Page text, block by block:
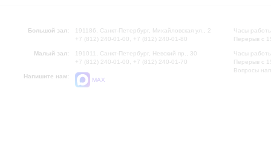
Большой зал:
191186, Санкт-Петербург, Михайловская ул., 2
+7 (812) 240-01-00, +7 (812) 240-01-80
Малый зал:
191011, Санкт-Петербург, Невский пр., 30
+7 (812) 240-01-00, +7 (812) 240-01-70
Напишите нам:
MAX
Часы
Перерыв с
Часы
Перерыв с
Вопросы